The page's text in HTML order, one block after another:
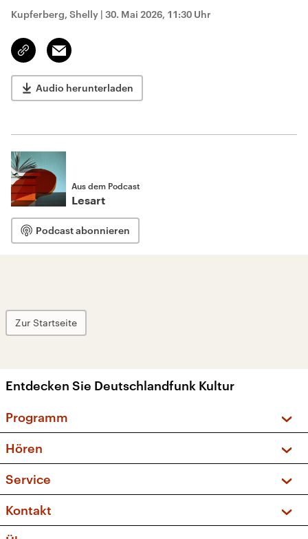
Kupferberg, Shelly | 30. Mai 2026, 11:30 Uhr
Link
kopieren/teilen
Email
Audio herunterladen
Aus dem Podcast
Lesart
Podcast abonnieren
Zur Startseite
Entdecken Sie Deutschlandfunk Kultur
Programm
Sendungen und Podcasts
Musikliste
Kakadu – Das Kinderprogramm
Hören
Frequenzen (UKW + DAB+)
Service
FAQ
Apps
Kontakt